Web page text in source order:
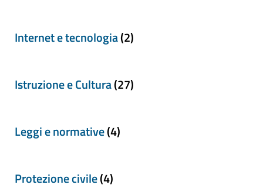
Internet e tecnologia(2)
Istruzione e Cultura(27)
Leggi e normative(4)
Protezione civile(4)